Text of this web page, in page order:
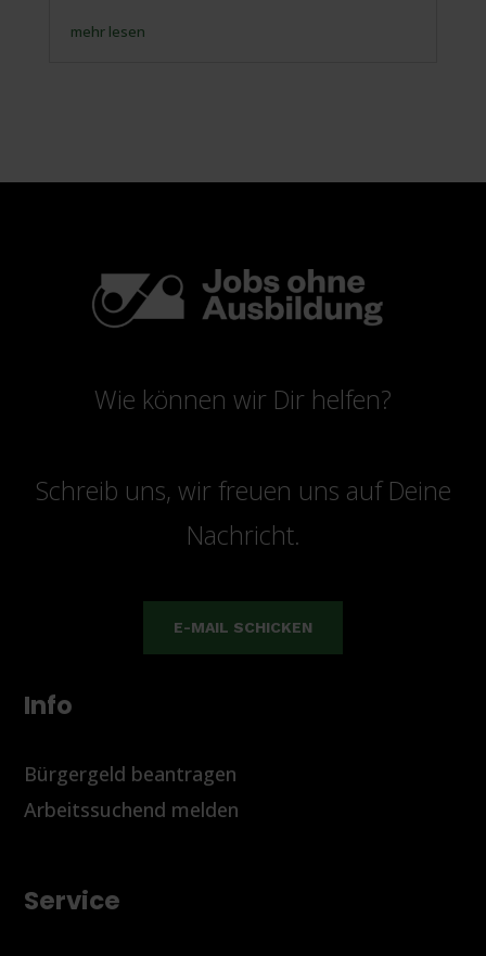
mehr lesen
Wie können wir Dir helfen?
Schreib uns, wir freuen uns auf Deine
Nachricht.
E-MAIL SCHICKEN
Info
Bürgergeld beantragen
Arbeitssuchend melden
Service